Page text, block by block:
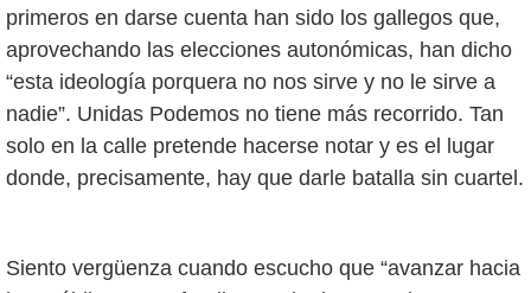
primeros en darse cuenta han sido los gallegos que,
aprovechando las elecciones autonómicas, han dicho
“esta ideología porquera no nos sirve y no le sirve a
nadie”. Unidas Podemos no tiene más recorrido. Tan
solo en la calle pretende hacerse notar y es el lugar
donde, precisamente, hay que darle batalla sin cuartel.
Siento vergüenza cuando escucho que “avanzar hacia